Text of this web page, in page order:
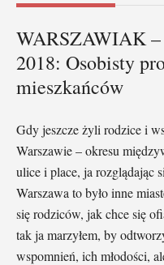
WARSZAWIAK
2018: Osobisty
mieszkańców
Gdy jeszcze żyli rodzice i
Warszawie – okresu
ulice i place, ja rozglądając
Warszawa to było inne
się rodziców, jak chce się
tak ja marzyłem, by
wspomnień, ich młodości,